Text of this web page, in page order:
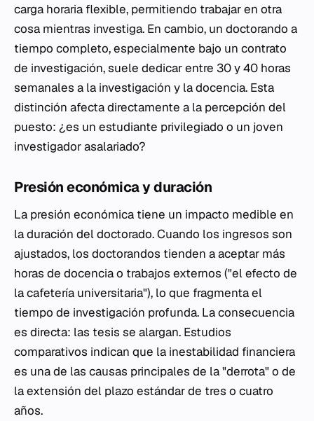
carga horaria flexible, permitiendo trabajar en otra
cosa mientras investiga. En cambio, un doctorando a
tiempo completo, especialmente bajo un contrato
de investigación, suele dedicar entre 30 y 40 horas
semanales a la investigación y la docencia. Esta
distinción afecta directamente a la percepción del
puesto: ¿es un estudiante privilegiado o un joven
investigador asalariado?
Presión económica y duración
La presión económica tiene un impacto medible en
la duración del doctorado. Cuando los ingresos son
ajustados, los doctorandos tienden a aceptar más
horas de docencia o trabajos externos ("el efecto de
la cafetería universitaria"), lo que fragmenta el
tiempo de investigación profunda. La consecuencia
es directa: las tesis se alargan. Estudios
comparativos indican que la inestabilidad financiera
es una de las causas principales de la "derrota" o de
la extensión del plazo estándar de tres o cuatro
años.